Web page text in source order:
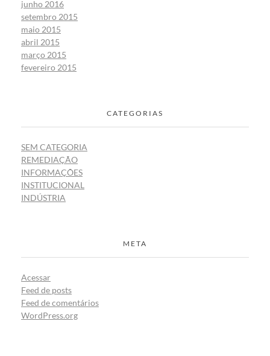
junho 2016
setembro 2015
maio 2015
abril 2015
março 2015
fevereiro 2015
CATEGORIAS
SEM CATEGORIA
REMEDIAÇÃO
INFORMAÇÕES
INSTITUCIONAL
INDÚSTRIA
META
Acessar
Feed de posts
Feed de comentários
WordPress.org